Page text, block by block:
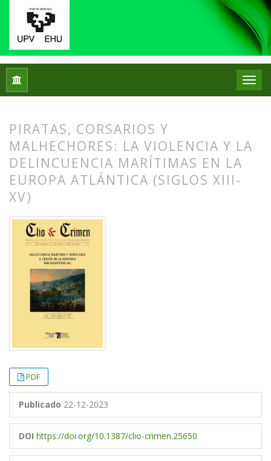
Inicio Núm. 20 (2023): Delincuencia marítima y
PIRATAS, CORSARIOS Y
MALHECHORES: LA VIOLENCIA Y LA
DELINCUENCIA MARÍTIMAS EN LA
EUROPA ATLÁNTICA (SIGLOS XIII-
XV)
PDF
Publicado 22-12-2023
DOI https://doi.org/10.1387/clio-crimen.25650